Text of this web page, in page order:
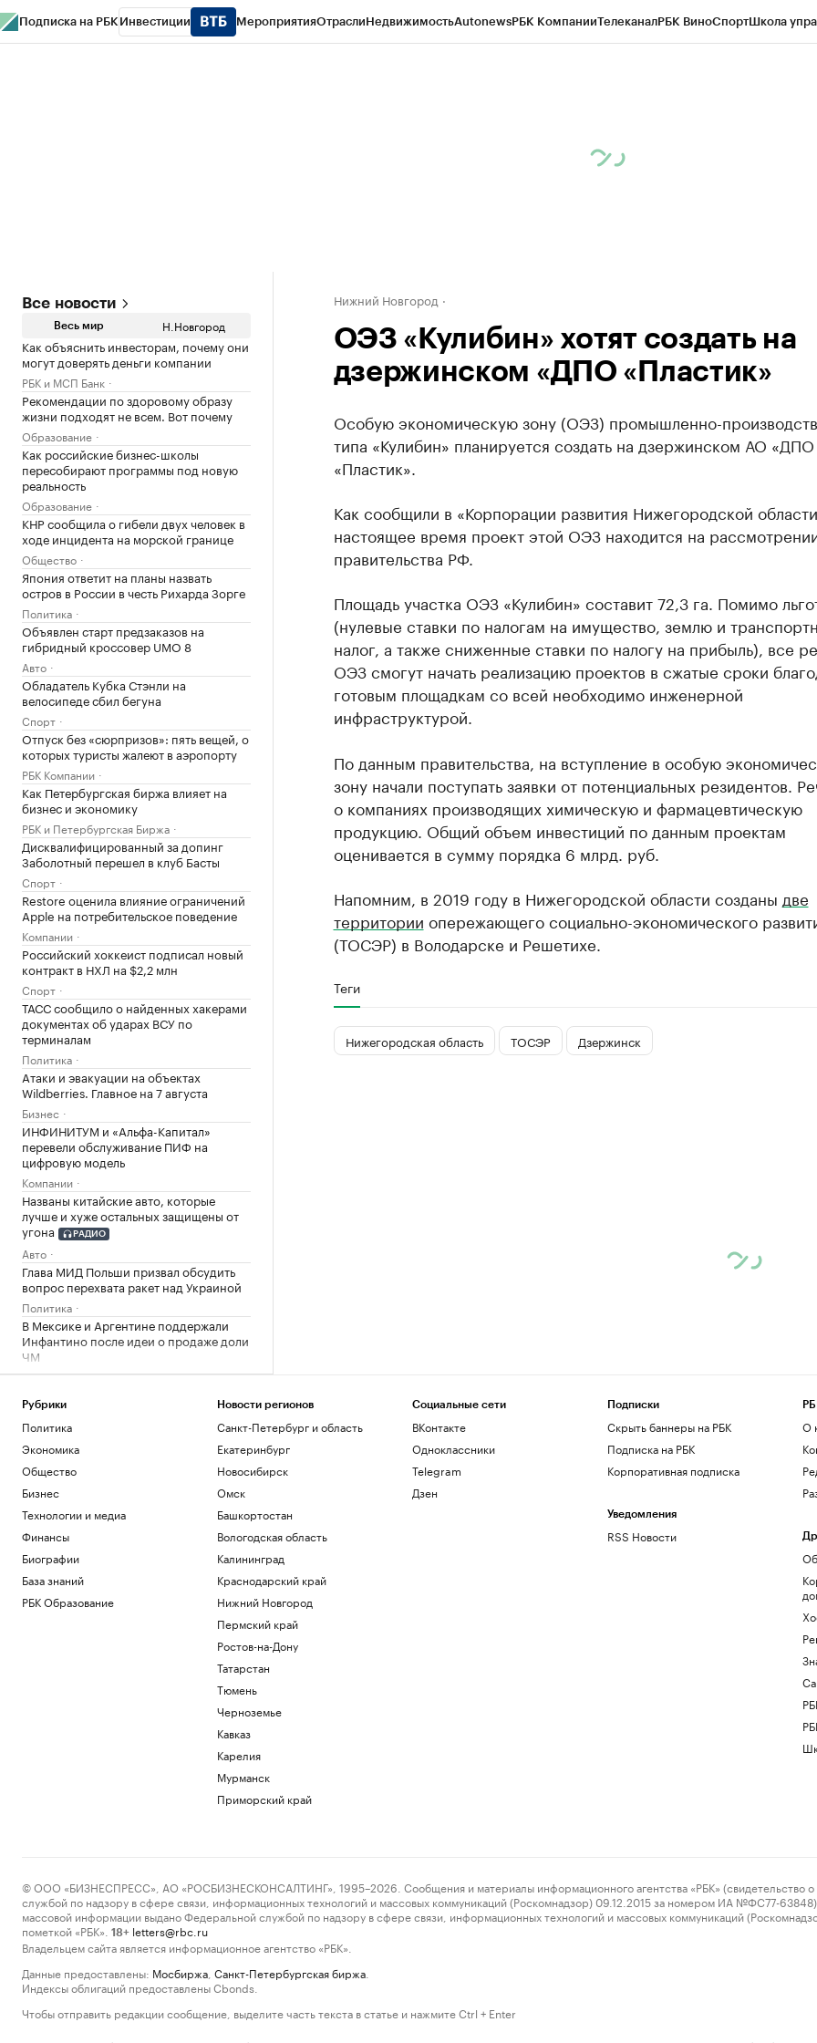
Подписка на РБК Инвестиции МероприятияОтраслиНедвижимостьAutonewsРБК КомпанииТелеканалРБК ВиноСпортШкола
Все новости
Весь мир Н.Новгород
Как объяснить инвесторам, почему они
могут доверять деньги компании
РБК и МСП Банк
Рекомендации по здоровому образу
жизни подходят не всем. Вот почему
Образование
Как российские бизнес-школы
пересобирают программы под новую
реальность
Образование
КНР сообщила о гибели двух человек в
ходе инцидента на морской границе
Общество
Япония ответит на планы назвать
остров в России в честь Рихарда Зорге
Политика
Объявлен старт предзаказов на
гибридный кроссовер UMO 8
Авто
Обладатель Кубка Стэнли на
велосипеде сбил бегуна
Спорт
Отпуск без «сюрпризов»: пять вещей, о
которых туристы жалеют в аэропорту
РБК Компании
Как Петербургская биржа влияет на
бизнес и экономику
РБК и Петербургская Биржа
Дисквалифицированный за допинг
Заболотный перешел в клуб Басты
Спорт
Restore оценила влияние ограничений
Apple на потребительское поведение
Компании
Российский хоккеист подписал новый
контракт в НХЛ на $2,2 млн
Спорт
ТАСС сообщило о найденных хакерами
документах об ударах ВСУ по
терминалам
Политика
Атаки и эвакуации на объектах
Wildberries. Главное на 7 августа
Бизнес
ИНФИНИТУМ и «Альфа-Капитал»
перевели обслуживание ПИФ на
цифровую модель
Компании
Названы китайские авто, которые
лучше и хуже остальных защищены от
угона
РАДИО
Авто
Глава МИД Польши призвал обсудить
вопрос перехвата ракет над Украиной
Политика
В Мексике и Аргентине поддержали
Инфантино после идеи о продаже доли
ЧМ
Спорт
имитирует нехватку денег ради выгоды
Образование
Lamoda расширяет инструменты
поддержки российских дизайнерских
брендов
Компании
Нижний Новгород
ОЭЗ «Кулибин» хотят создать на
дзержинском «ДПО «Пластик»
Особую экономическую зону (ОЭЗ) промышленно-
типа «Кулибин» планируется создать на дзержинском АО «ДПО
«Пластик».
Как сообщили в «Корпорации развития Нижегородской
настоящее время проект этой ОЭЗ находится на
правительства РФ.
Площадь участка ОЭЗ «Кулибин» составит 72,3 га. Помимо
(нулевые ставки по налогам на имущество, землю и
налог, а также сниженные ставки по налогу на прибыль), все
ОЭЗ смогут начать реализацию проектов в сжатые сроки
готовым площадкам со всей необходимо инженерной
инфраструктурой.
По данным правительства, на вступление в особую
зону начали поступать заявки от потенциальных резидентов.
о компаниях производящих химическую и фармацевтическую
продукцию. Общий объем инвестиций по данным проектам
оценивается в сумму порядка 6 млрд. руб.
Напомним, в 2019 году в Нижегородской области созданы две
территории опережающего социально-экономического
(ТОСЭР) в Володарске и Решетихе.
Теги
Нижегородская область ТОСЭР Дзержинск
Рубрики
Политика
Экономика
Общество
Бизнес
Технологии и медиа
Финансы
Биографии
База знаний
РБК Образование
Новости регионов
Санкт-Петербург и область
Екатеринбург
Новосибирск
Омск
Башкортостан
Вологодская область
Калининград
Краснодарский край
Нижний Новгород
Пермский край
Ростов-на-Дону
Татарстан
Тюмень
Черноземье
Кавказ
Карелия
Мурманск
Приморский край
Социальные сети
ВКонтакте
Одноклассники
Telegram
Дзен
Подписки
Скрыть баннеры на РБК
Подписка на РБК
Корпоративная подписка
Уведомления
RSS Новости
О
© ООО «БИЗНЕСПРЕСС», АО «РОСБИЗНЕСКОНСАЛТИНГ», 1995–2026. Сообщения и материалы информационного агентства «РБК» (свидетельство о
службой по надзору в сфере связи, информационных технологий и массовых коммуникаций (Роскомнадзор) 09.12.2015 за номером ИА №ФС77-63848)
массовой информации выдано Федеральной службой по надзору в сфере связи, информационных технологий и массовых коммуникаций
пометкой «РБК».
18+ letters@rbc.ru
Владельцем сайта является информационное агентство «РБК».
Данные предоставлены: Мосбиржа Санкт-Петербургская биржа
Индексы облигаций предоставлены Cbonds.
Чтобы отправить редакции сообщение, выделите часть текста в статье и нажмите Ctrl + Enter